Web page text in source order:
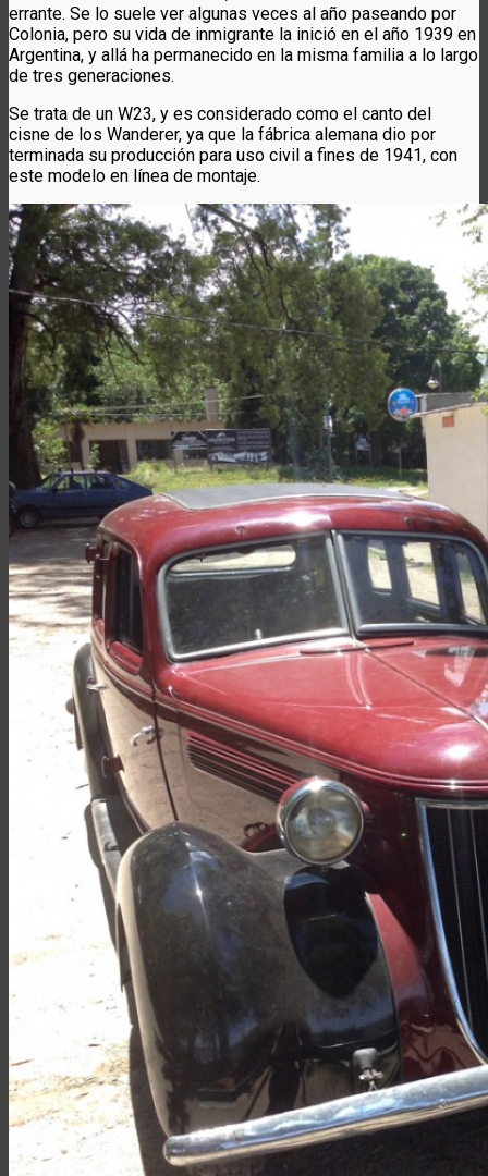
errante. Se lo suele ver algunas veces al año paseando por
Colonia, pero su vida de inmigrante la inició en el año 1939 en
Argentina, y allá ha permanecido en la misma familia a lo largo
de tres generaciones.
Se trata de un W23, y es considerado como el canto del
cisne de los Wanderer, ya que la fábrica alemana dio por
terminada su producción para uso civil a fines de 1941, con
este modelo en línea de montaje.